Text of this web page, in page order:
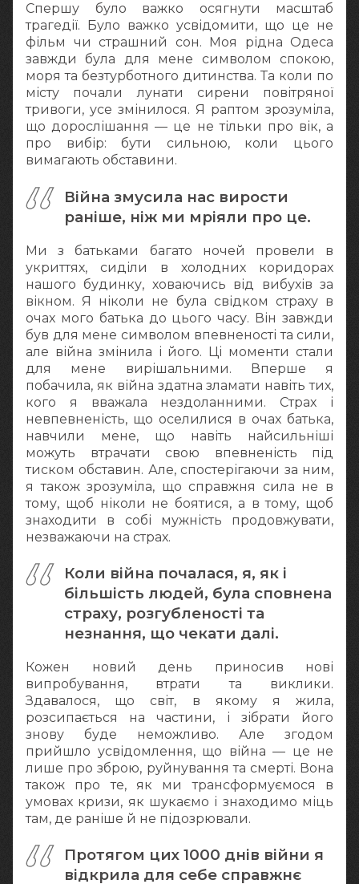
Спершу було важко осягнути масштаб
трагедії. Було важко усвідомити, що це не
фільм чи страшний сон. Моя рідна Одеса
завжди була для мене символом спокою,
моря та безтурботного дитинства. Та коли по
місту почали лунати сирени повітряної
тривоги, усе змінилося. Я раптом зрозуміла,
що дорослішання — це не тільки про вік, а
про вибір: бути сильною, коли цього
вимагають обставини.
Війна змусила нас вирости
раніше, ніж ми мріяли про це.
Ми з батьками багато ночей провели в
укриттях, сиділи в холодних коридорах
нашого будинку, ховаючись від вибухів за
вікном. Я ніколи не була свідком страху в
очах мого батька до цього часу. Він завжди
був для мене символом впевненості та сили,
але війна змінила і його. Ці моменти стали
для мене вирішальними. Вперше я
побачила, як війна здатна зламати навіть тих,
кого я вважала нездоланними. Страх і
невпевненість, що оселилися в очах батька,
навчили мене, що навіть найсильніші
можуть втрачати свою впевненість під
тиском обставин. Але, спостерігаючи за ним,
я також зрозуміла, що справжня сила не в
тому, щоб ніколи не боятися, а в тому, щоб
знаходити в собі мужність продовжувати,
незважаючи на страх.
Коли війна почалася, я, як і
більшість людей, була сповнена
страху, розгубленості та
незнання, що чекати далі.
Кожен новий день приносив нові
випробування, втрати та виклики.
Здавалося, що світ, в якому я жила,
розсипається на частини, і зібрати його
знову буде неможливо. Але згодом
прийшло усвідомлення, що війна — це не
лише про зброю, руйнування та смерті. Вона
також про те, як ми трансформуємося в
умовах кризи, як шукаємо і знаходимо міць
там, де раніше й не підозрювали.
Протягом цих 1000 днів війни я
відкрила для себе справжнє